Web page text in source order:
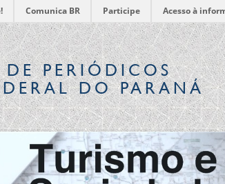
Comunica BR Participe Acesso à
PERIÓDICOS
DO PARANÁ